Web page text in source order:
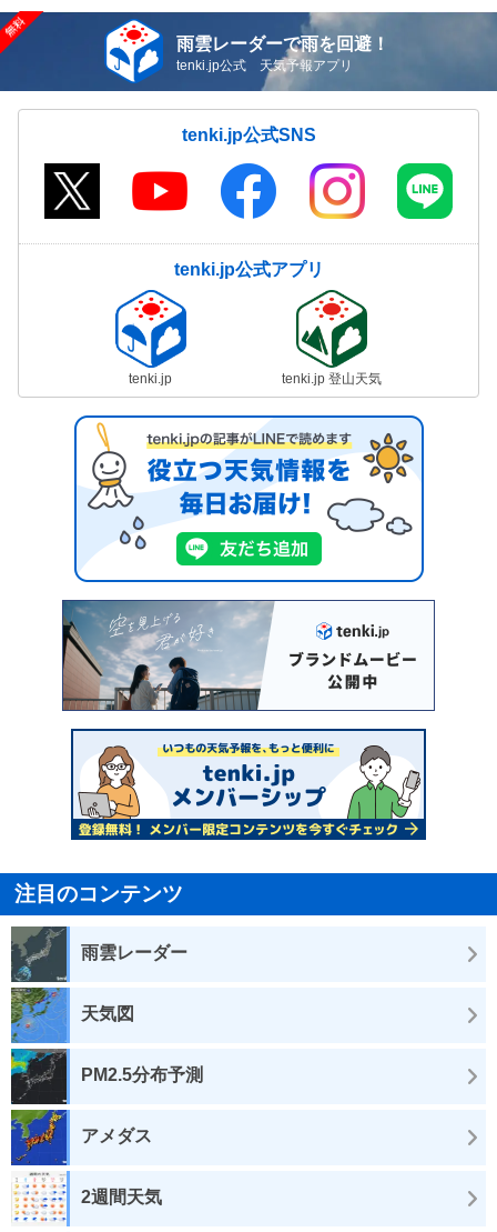
雨雲レーダーで雨を回避！
tenki.jp公式 天気予報アプリ
tenki.jp公式SNS
tenki.jp公式アプリ
tenki.jp tenki.jp 登山天気
注目のコンテンツ
雨雲レーダー
天気図
PM2.5分布予測
アメダス
2週間天気